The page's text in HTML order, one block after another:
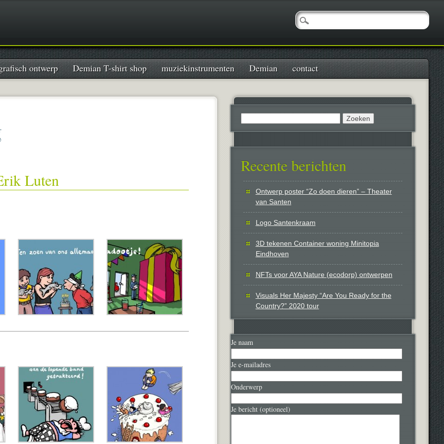
ontwerp Demian T-shirt shop muziekinstrumenten Demian contact
Luten
Recente berichten
Ontwerp poster “Zo doen dieren” – Theater
van Santen
Logo Santenkraam
3D tekenen Container woning Minitopia
Eindhoven
NFTs voor AYA Nature (ecodorp) ontwerpen
Visuals Her Majesty “Are You Ready for the
Country?” 2020 tour
Je naam
Je e-mailadres
Onderwerp
Je bericht (optioneel)